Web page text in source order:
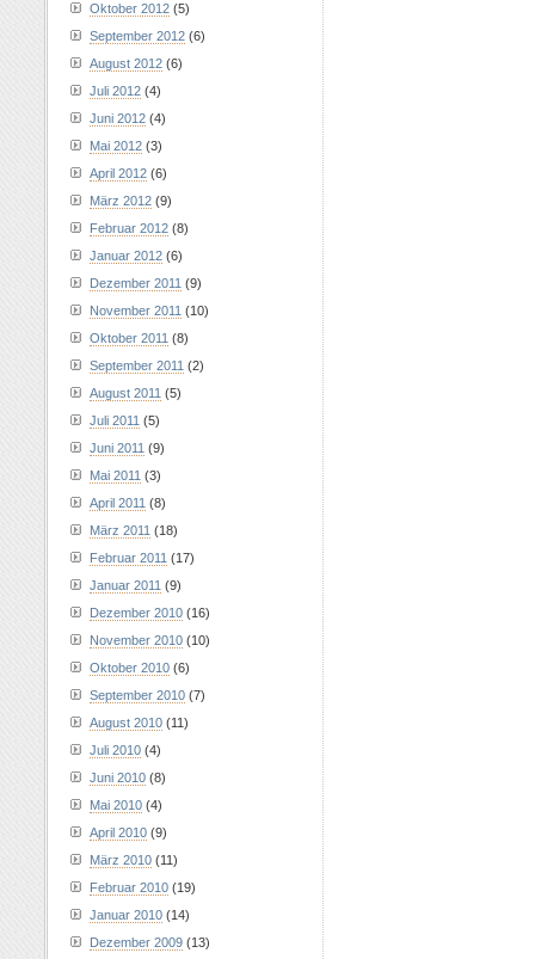
Oktober 2012 (5)
September 2012 (6)
August 2012 (6)
Juli 2012 (4)
Juni 2012 (4)
Mai 2012 (3)
April 2012 (6)
März 2012 (9)
Februar 2012 (8)
Januar 2012 (6)
Dezember 2011 (9)
November 2011 (10)
Oktober 2011 (8)
September 2011 (2)
August 2011 (5)
Juli 2011 (5)
Juni 2011 (9)
Mai 2011 (3)
April 2011 (8)
März 2011 (18)
Februar 2011 (17)
Januar 2011 (9)
Dezember 2010 (16)
November 2010 (10)
Oktober 2010 (6)
September 2010 (7)
August 2010 (11)
Juli 2010 (4)
Juni 2010 (8)
Mai 2010 (4)
April 2010 (9)
März 2010 (11)
Februar 2010 (19)
Januar 2010 (14)
Dezember 2009 (13)